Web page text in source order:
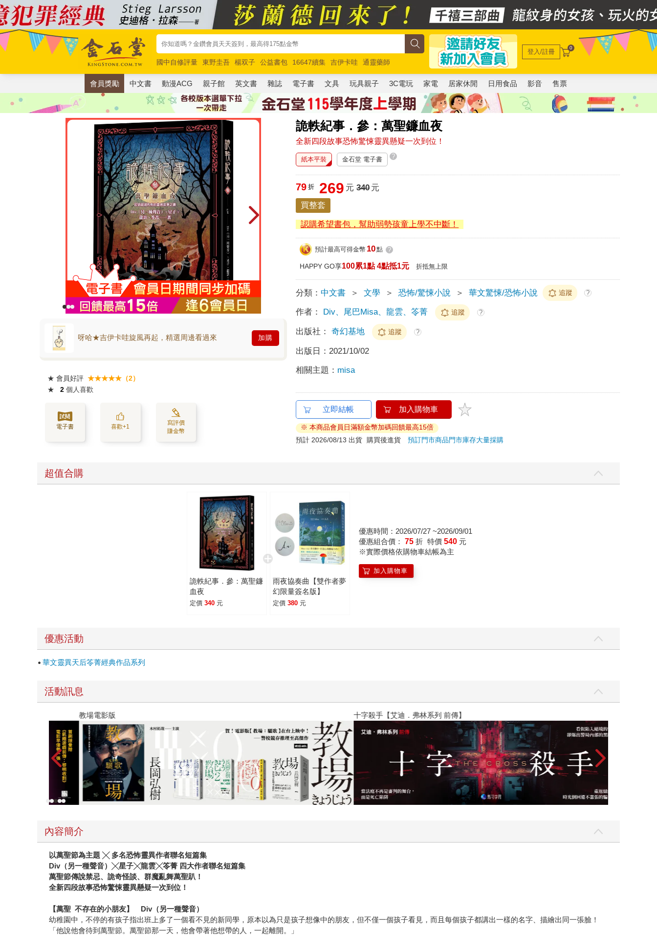
國中自修評量 東野圭吾 楊双子 公益書包 16647續集 吉伊卡哇
通靈藥師
唯紅花綻放
奧德賽 路邊攤新作 馬斯克 玩具總動員5 超慢跑
登入/註冊 0
會員獎勵 中文書 動漫ACG 親子館 英文書 雜誌 電子書 文具 玩具親子 3C電玩 家電 居家休閒 日用食品 影音 售票
詭軼紀事．參：萬聖鐮血夜
全新四段故事恐怖驚悚靈異懸疑一次到位！
呀哈★吉伊卡哇旋風再起，精選周邊看過來 加購
★ 會員好評 ★★★★★（2）
★
2 個人喜歡
電子書 喜歡+1
寫評價
賺金幣
紙本平裝 金石堂 電子書 ?
79 折 269 元 340元
買整套
認購希望書包，幫助弱勢孩童上學不中斷！
預計最高可得金幣 10點 ?
HAPPY GO享100累1點 4點抵1元 折抵無上限
分類： 中文書 ＞ 文學 ＞ 恐怖/驚悚小說 ＞ 華文驚悚/恐怖小說 追蹤 ?
作者： Div、尾巴Misa、龍雲、笭菁 追蹤 ?
出版社： 奇幻基地 追蹤 ?
出版日： 2021/10/02
相關主題： misa
立即結帳 加入購物車
※ 本商品會員日滿額金幣加碼回饋最高15倍
預計 2026/08/13 出貨
購買後進貨預訂門市商品門市庫存大量採購
超值合購
詭軼紀事．參：萬聖鐮
血夜
定價 340 元
雨夜協奏曲【雙作者夢
幻限量簽名版】
定價 380 元
優惠時間：2026/07/27 ~2026/09/01
優惠組合價： 75 折 特價 540 元
※實際價格依購物車結帳為主
加入購物車
優惠活動
華文靈異天后笭菁經典作品系列
活動訊息
教場電影版 十字殺手【艾迪．弗林系列 前傳】
內容簡介
以萬聖節為主題 ╳ 多名恐怖靈異作者聯名短篇集
Div （另一種聲音）╳星子╳龍雲╳笭菁 四大作者聯名短篇集
萬聖節傳說禁忌、詭奇怪談、群魔亂舞萬聖趴！
全新四段故事恐怖驚悚靈異懸疑一次到位！
【萬聖 不存在的小朋友】 Div（另一種聲音）
幼稚園中，不停的有孩子指出班上多了一個看不見的新同學，原本以為只是孩子想像中的朋友，但不僅一個孩子看見，而且每個孩子都講出一樣的名字、描繪出同一張臉！
「他說他會待到萬聖節。萬聖節那一天，他會帶著他想帶的人，一起離開。」